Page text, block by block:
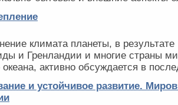
климата планеты, в результате
и Гренландии и многие страны
активно обсуждается в
и устойчивое развитие.